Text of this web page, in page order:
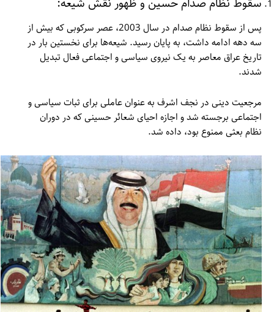
پس از سقوط نظام صدام در سال 2003، عصر سرکوبی که بیش از
سه دهه ادامه داشت، به پایان رسید. شیعه‌ها برای نخستین بار در
تاریخ عراق معاصر به یک نیروی سیاسی و اجتماعی فعال تبدیل
شدند.
مرجعیت دینی در نجف اشرف به عنوان عاملی برای ثبات سیاسی و
اجتماعی برجسته شد و اجازه احیای شعائر حسینی که در دوران
نظام بعثی ممنوع بود، داده شد.